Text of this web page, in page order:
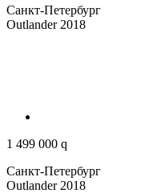
Санкт-Петербург
Outlander 2018
1 499 000 q
Санкт-Петербург
Outlander 2018